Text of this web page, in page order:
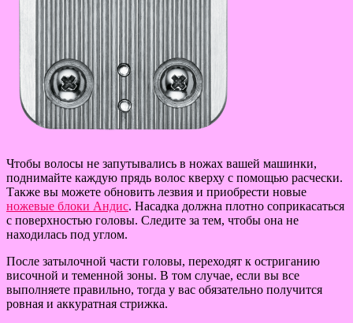
Чтобы волосы не запутывались в ножах вашей машинки,
поднимайте каждую прядь волос кверху с помощью расчески.
Также вы можете обновить лезвия и приобрести новые
ножевые блоки Андис. Насадка должна плотно соприкасаться
с поверхностью головы. Следите за тем, чтобы она не
находилась под углом.
После затылочной части головы, переходят к остриганию
височной и теменной зоны. В том случае, если вы все
выполняете правильно, тогда у вас обязательно получится
ровная и аккуратная стрижка.